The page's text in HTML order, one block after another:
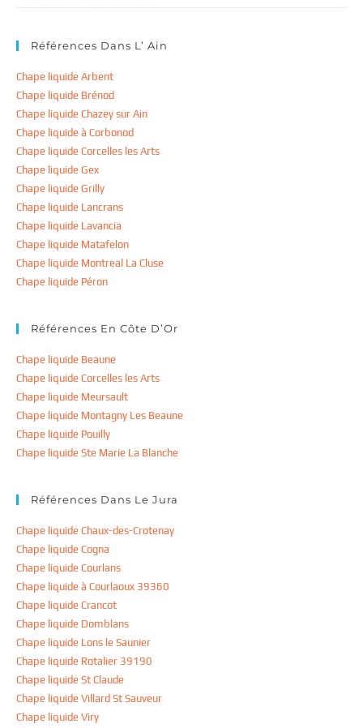
Références Dans L’ Ain
Chape liquide Arbent
Chape liquide Brénod
Chape liquide Chazey sur Ain
Chape liquide à Corbonod
Chape liquide Corcelles les Arts
Chape liquide Gex
Chape liquide Grilly
Chape liquide Lancrans
Chape liquide Lavancia
Chape liquide Matafelon
Chape liquide Montreal La Cluse
Chape liquide Péron
Références En Côte D’Or
Chape liquide Beaune
Chape liquide Corcelles les Arts
Chape liquide Meursault
Chape liquide Montagny Les Beaune
Chape liquide Pouilly
Chape liquide Ste Marie La Blanche
Références Dans Le Jura
Chape liquide Chaux-des-Crotenay
Chape liquide Cogna
Chape liquide Courlans
Chape liquide à Courlaoux 39360
Chape liquide Crancot
Chape liquide Domblans
Chape liquide Lons le Saunier
Chape liquide Rotalier 39190
Chape liquide St Claude
Chape liquide Villard St Sauveur
Chape liquide Viry